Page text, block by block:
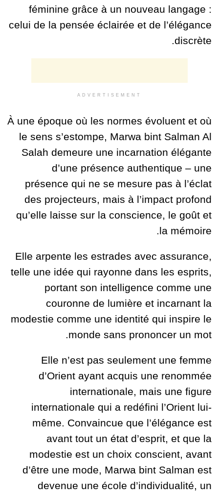
féminine grâce à un nouveau langage :
celui de la pensée éclairée et de l’élégance
discrète.
ADVERTISEMENT
À une époque où les normes évoluent et où
le sens s’estompe, Marwa bint Salman Al
Salah demeure une incarnation élégante
d’une présence authentique – une
présence qui ne se mesure pas à l’éclat
des projecteurs, mais à l’impact profond
qu’elle laisse sur la conscience, le goût et
la mémoire.
Elle arpente les estrades avec assurance,
telle une idée qui rayonne dans les esprits,
portant son intelligence comme une
couronne de lumière et incarnant la
modestie comme une identité qui inspire le
monde sans prononcer un mot.
Elle n’est pas seulement une femme
d’Orient ayant acquis une renommée
internationale, mais une figure
internationale qui a redéfini l’Orient lui-
même. Convaincue que l’élégance est
avant tout un état d’esprit, et que la
modestie est un choix conscient, avant
d’être une mode, Marwa bint Salman est
devenue une école d’individualité, un